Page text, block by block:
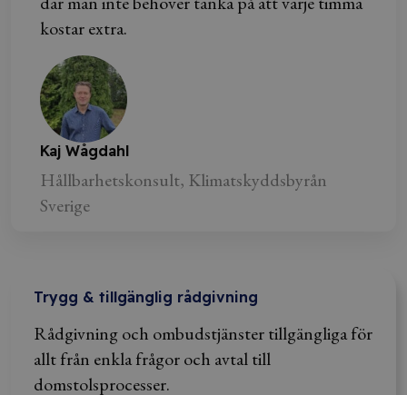
kostar extra.
Kaj Wågdahl
Hållbarhetskonsult, Klimatskyddsbyrån
Sverige
Trygg & tillgänglig rådgivning
Rådgivning och ombudstjänster tillgängliga för
allt från enkla frågor och avtal till
domstolsprocesser.